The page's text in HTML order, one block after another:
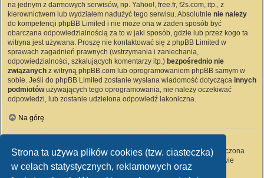
Strona ta używa plików cookies (tzw. ciasteczka)
w celach statystycznych, reklamowych oraz
na jednym z darmowych serwisów, np. Yahoo!, free.fr, f2s.com, itp., z
kierownictwem lub wydziałem nadużyć tego serwisu. Absolutnie nie należy
do kompetencji phpBB Limited i nie może ona w żaden sposób być
obarczana odpowiedzialnością za to w jaki sposób, gdzie lub przez kogo ta
witryna jest używana. Proszę nie kontaktować się z phpBB Limited w
sprawach zagadnień prawnych (wstrzymania i zaniechania,
odpowiedzialności, szkalujących komentarzy itp.) bezpośrednio nie
związanych z witryną phpBB.com lub oprogramowaniem phpBB samym w
sobie. Jeśli do phpBB Limited zostanie wysłana wiadomość dotycząca innych
podmiotówużywających tego oprogramowania, nie należy oczekiwać
odpowiedzi, lub zostanie udzielona odpowiedź lakoniczna.
Na górę
Wszyscy użytkownicy witryny mogą używać – jeśli funkcja ta jest włączona
przez administratora witryny – formularza „Kontakt z nami”. Członkowie
witryny mogą także używać odnośnika „Zespół administracyjny”.